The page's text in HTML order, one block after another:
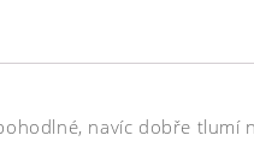
navíc dobře tlumí